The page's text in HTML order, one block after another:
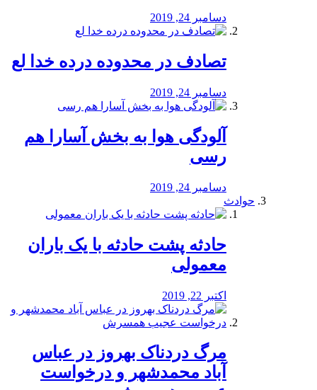
دسامبر 24, 2019
تصادف در محدوده درده خدا لع
دسامبر 24, 2019
آلودگی هوا به بخش آسارا هم
رسی
دسامبر 24, 2019
حوادث
️حادثه پشت حادثه با یک باران
معمولی
اکتبر 22, 2019
مرگ دردناک بهروز در عباس
آباد محمدشهر و درخواست